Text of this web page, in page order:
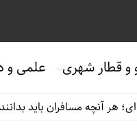
و قطار شهری علمی و
آنچه مسافران باید بدانند